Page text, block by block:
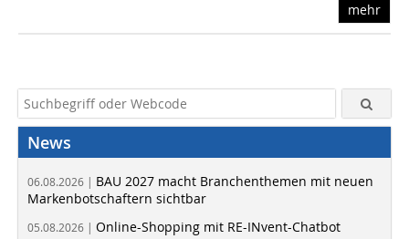
mehr
News
06.08.2026 | BAU 2027 macht Branchenthemen mit neuen
Markenbotschaftern sichtbar
05.08.2026 | Online-Shopping mit RE-INvent-Chatbot